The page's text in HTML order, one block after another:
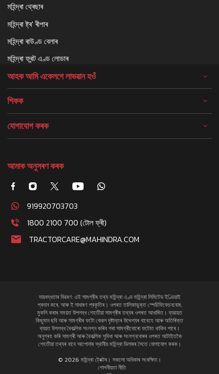
মহিন্দ্ৰা থ্ৰেছাৰ
মহিন্দ্ৰা ষ্ট্ৰ' ৰীপাৰ
মহিন্দ্ৰা ৰাউণ্ড বেলাৰ
মহিন্দ্ৰা ফ্ৰন্ট এণ্ড লোডাৰ
আহক আমি একেলগে লাভৱান হওঁ
শিকক
যোগাযোগ কৰক
আমাক অনুসৰণ কৰক
919920703703
1800 2100 700 (টোল ফ্ৰী)
TRACTORCARE@MAHINDRA.COM
দায়বদ্ধতাৰ বিৱৰণ: এই সামগ্ৰীৰ তথ্য মহিন্দ্ৰা এণ্ড মহিন্দ্ৰা লিমিটেড ইণ্ডিয়াই
প্ৰদান কৰে, আৰু ই সাধাৰণ প্ৰকৃতিৰ। ওপৰত তালিকাভুক্ত স্পেচিফিকেচনবোৰ,
মুকলি কৰাৰ সময়ত উপলব্ধ শেহতীয়া সামগ্ৰীৰ তথ্যৰ ওপৰত আধাৰিত। ব্যৱহৃত
কিছুমান ছবি আৰু সামগ্ৰীৰ ফটো কেৱল দৃষ্টান্তৰ উদ্দেশ্যৰ বাবেহে আৰু অতিৰিক্ত
ব্যয়ত উপলব্ধ বৈকল্পিক সংলগ্ন কৰিব পৰা সামগ্ৰীবোৰো ফটোত থাকিব পাৰে।
অনুগ্ৰহ কৰি সামগ্ৰী আৰু বৈকল্পিক সুবিধা আৰু সংলগ্নবোৰৰ ওপৰত আটাইতকৈ
শেহতীয়া তথ্যৰ বাবে আপোনাৰ স্থানীয় মহিন্দ্ৰা ডিলাৰৰ সৈতে যোগাযোগ কৰক।
© 2026 মহিন্দ্ৰা ট্ৰেক্টৰ। সকলো অধিকাৰ সংৰক্ষিত।
গোপনীয়তা নীতি